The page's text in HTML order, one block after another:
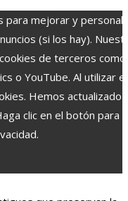
para mejorar y
(si los hay).
de terceros como
o YouTube. Al utilizar
Hemos actualizado
clic en el botón para